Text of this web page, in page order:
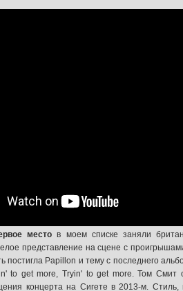
место в моем списке заняли
представление на сцене с
постигла Papillon и тему с последнего
to get more, Tryin' to get more. Том Смит
концерта на Сигете в 2013-м.